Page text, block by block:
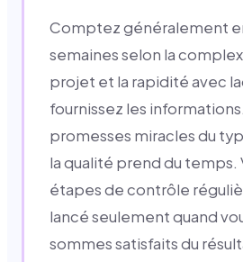
Comptez généralement
semaines selon la
projet et la rapidité avec
fournissez les
promesses miracles du
la qualité prend du temps.
étapes de contrôle
lancé seulement quand
sommes satisfaits du